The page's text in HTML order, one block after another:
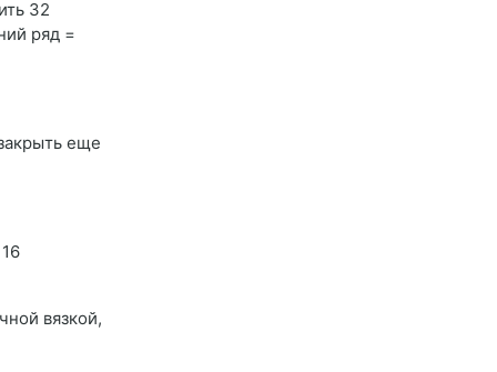
32
ряд =
еще
вязкой,